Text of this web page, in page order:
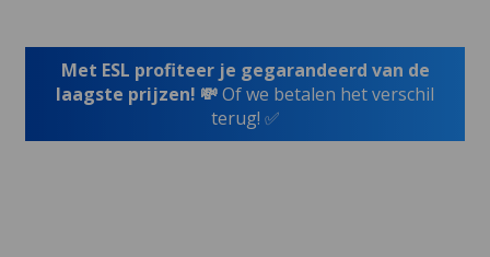
Met ESL profiteer je gegarandeerd van de
laagste prijzen! 💸Of we betalen het verschil
terug! ✅